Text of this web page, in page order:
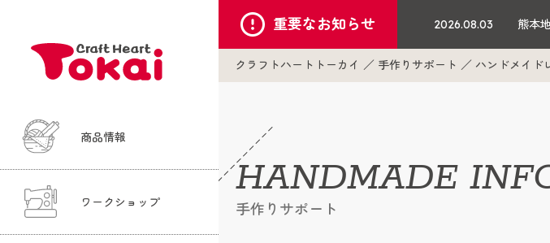
商品情報
ワークショップ
重要なお知らせ 2026.08.03 熊本
クラフトハートトーカイ 手作りサポート ハンドメイド
HANDMADE
手作りサポート